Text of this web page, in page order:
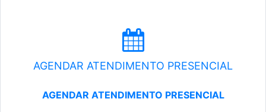
AGENDAR ATENDIMENTO PRESENCIAL
AGENDAR ATENDIMENTO PRESENCIAL